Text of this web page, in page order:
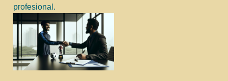
profesional.